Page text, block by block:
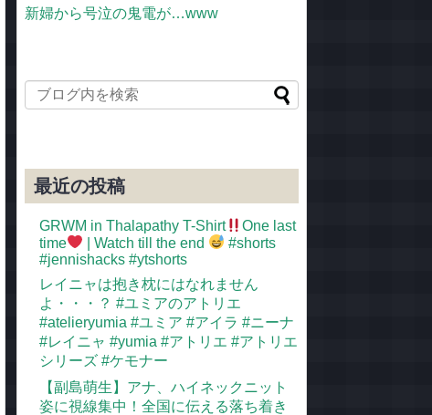
新婦から号泣の鬼電が…www
最近の投稿
GRWM in Thalapathy T-Shirt
One last
time
| Watch till the end
#shorts
#jennishacks #ytshorts
レイニャは抱き枕にはなれません
よ・・・？ #ユミアのアトリエ
#atelieryumia #ユミア #アイラ #ニーナ
#レイニャ #yumia #アトリエ #アトリエ
シリーズ #ケモナー
【副島萌生】アナ、ハイネックニット
姿に視線集中！全国に伝える落ち着き